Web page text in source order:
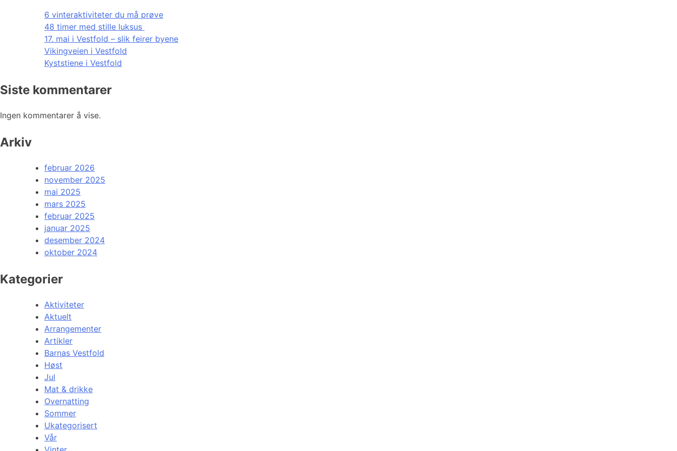
6 vinteraktiviteter du må prøve
48 timer med stille luksus
17. mai i Vestfold – slik feirer byene
Vikingveien i Vestfold
Kyststiene i Vestfold
Siste kommentarer
Ingen kommentarer å vise.
Arkiv
februar 2026
november 2025
mai 2025
mars 2025
februar 2025
januar 2025
desember 2024
oktober 2024
Kategorier
Aktiviteter
Aktuelt
Arrangementer
Artikler
Barnas Vestfold
Høst
Jul
Mat & drikke
Overnatting
Sommer
Ukategorisert
Vår